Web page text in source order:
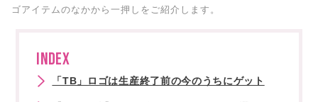
ゴアイテムのなかから一押しをご紹介します。
INDEX
「TB」ロゴは生産終了前の今のうちにゲット